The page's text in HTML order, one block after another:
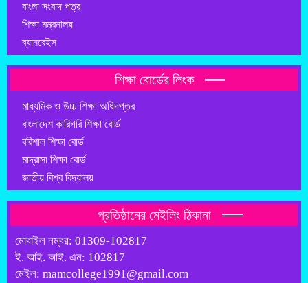
বাংলা সংবাদ পত্র
শিক্ষা মন্ত্রনালয়
ব্যানবেইস
শিক্ষা বোর্ডের লিংক
মাধ্যমিক ও উচ্চ শিক্ষা অধিদপ্তর
বাংলাদেশ কারিগরি শিক্ষা বোর্ড
বরিশাল শিক্ষা বোর্ড
মাদ্রাসা শিক্ষা বোর্ড
জাতীয় বিশ্ব বিদ্যালয়
প্রতিষ্ঠানের মেইলিং ঠিকানা
মোবাইল নম্বর: 01309-102817
ই. আই. আই. এন: 102817
মেইল: mamcollege1991@gmail.com